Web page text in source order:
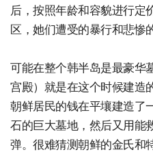
后，按照年龄和容貌进行定
区，她们遭受的暴行和悲惨
可能在整个韩半岛是最豪华
宫殿）就是在这个时候建造
朝鲜居民的钱在平壤建造了
石的巨大墓地，然后又用能
弹。很难猜测朝鲜的金氏和